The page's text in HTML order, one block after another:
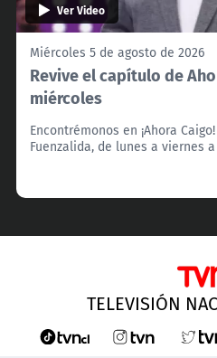
Ver Video
Miércoles 5 de agosto de 2026
Revive el capítulo de
miércoles
Encontrémonos en ¡Ahora
Fuenzalida, de lunes a viernes
TELEVISIÓN